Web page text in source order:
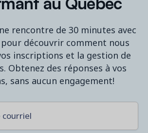
rencontre de 30 minutes avec
découvrir comment nous
inscriptions et la gestion de
Obtenez des réponses à vos
sans aucun engagement!
courriel